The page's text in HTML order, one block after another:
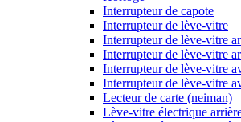
Interrupteur de capote
Interrupteur de lève-vitre
Interrupteur de lève-vitre
Interrupteur de lève-vitre
Interrupteur de lève-vitre
Interrupteur de lève-vitre
Lecteur de carte (neiman)
Lève-vitre électrique